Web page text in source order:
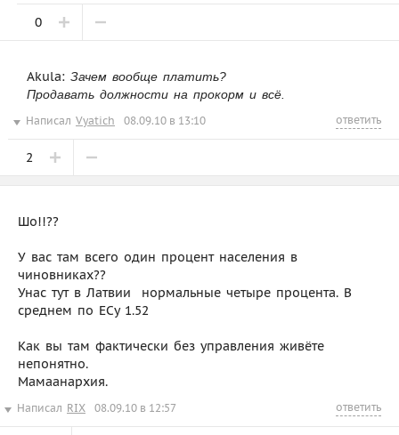
0
Akula: Зачем вообще платить?
Продавать должности на прокорм и всё.
Написал Vyatich 08.09.10 в 13:10 ответить
2
Шо!!??
У вас там всего один процент населения в
чиновниках??
Унас тут в Латвии  нормальные четыре процента. В
среднем по ЕСу 1.52
Как вы там фактически без управления живёте 
непонятно.
Мамаанархия.
Написал RIX 08.09.10 в 12:57 ответить